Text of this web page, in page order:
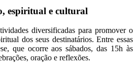
espiritual e cultural
diversificadas para promover o
dos seus destinatários. Entre essas
que ocorre aos sábados, das 15h às
oração e reflexões.